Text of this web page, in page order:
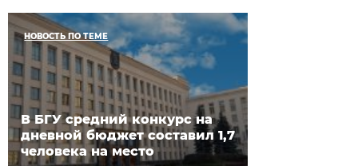
НОВОСТЬ ПО ТЕМЕ
В БГУ средний конкурс на
дневной бюджет составил 1,7
человека на место